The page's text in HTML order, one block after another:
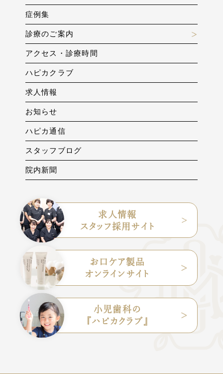
症例集
診療のご案内
アクセス・診療時間
ハピカクラブ
求人情報
お知らせ
ハピカ通信
スタッフブログ
院内新聞
求人情報
スタッフ採用サイト
お口ケア製品
オンラインサイト
小児歯科の
『ハピカクラブ』